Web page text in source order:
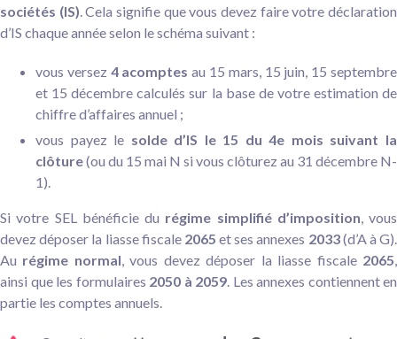
sociétés (IS). Cela signifie que vous devez faire votre déclaration
d’IS chaque année selon le schéma suivant :
vous versez 4 acomptesau 15 mars, 15 juin, 15 septembre
et 15 décembre calculés sur la base de votre estimation de
chiffre d’affaires annuel ;
vous payez le solde d’IS le 15 du 4e mois suivant la
clôture(ou du 15 mai N si vous clôturez au 31 décembre N-
1).
Si votre SEL bénéficie du régime simplifié d’imposition, vous
devez déposer la liasse fiscale 2065 et ses annexes 2033(d’A à G).
Au régime normal, vous devez déposer la liasse fiscale 2065,
ainsi que les formulaires 2050 à 2059. Les annexes contiennent en
partie les comptes annuels.